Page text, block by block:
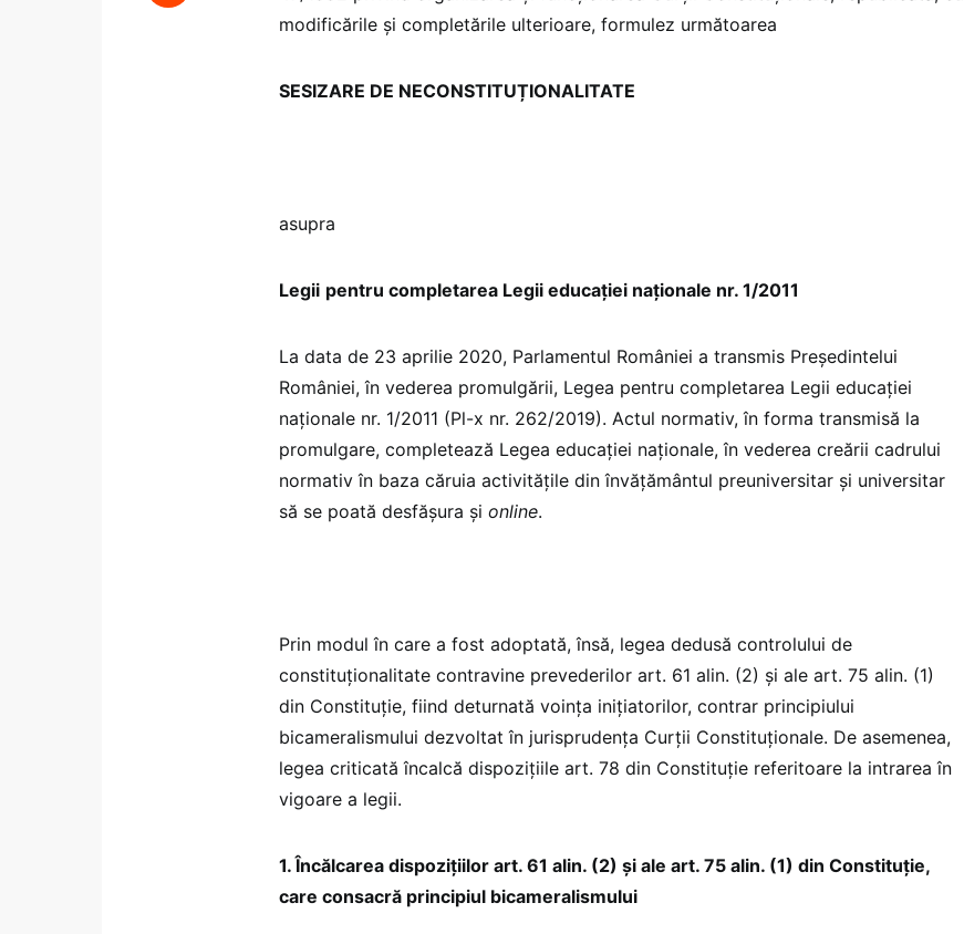
modificările și completările ulterioare, formulez următoarea
SESIZARE DE NECONSTITUȚIONALITATE
asupra
Legii pentru completarea Legii educației naționale nr. 1/2011
La data de 23 aprilie 2020, Parlamentul României a transmis Președintelui
României, în vederea promulgării, Legea pentru completarea Legii educației
naționale nr. 1/2011 (Pl-x nr. 262/2019). Actul normativ, în forma transmisă la
promulgare, completează Legea educației naționale, în vederea creării cadrului
normativ în baza căruia activitățile din învățământul preuniversitar și universitar
să se poată desfășura și online.
Prin modul în care a fost adoptată, însă, legea dedusă controlului de
constituționalitate contravine prevederilor art. 61 alin. (2) și ale art. 75 alin. (1)
din Constituție, fiind deturnată voința inițiatorilor, contrar principiului
bicameralismului dezvoltat în jurisprudența Curții Constituționale. De asemenea,
legea criticată încalcă dispozițiile art. 78 din Constituție referitoare la intrarea în
vigoare a legii.
1. Încălcarea dispozițiilor art. 61 alin. (2) și ale art. 75 alin. (1) din Constituție,
care consacră principiul bicameralismului